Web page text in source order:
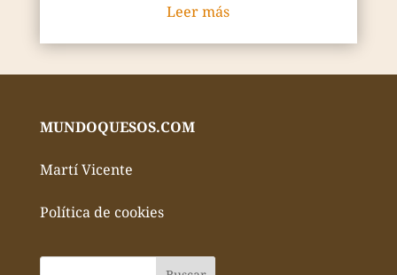
Leer más
MUNDOQUESOS.COM
Martí Vicente
Política de cookies